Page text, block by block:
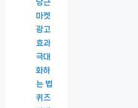
당근
마켓
광고
효과
극대
화하
는 법
퀴즈